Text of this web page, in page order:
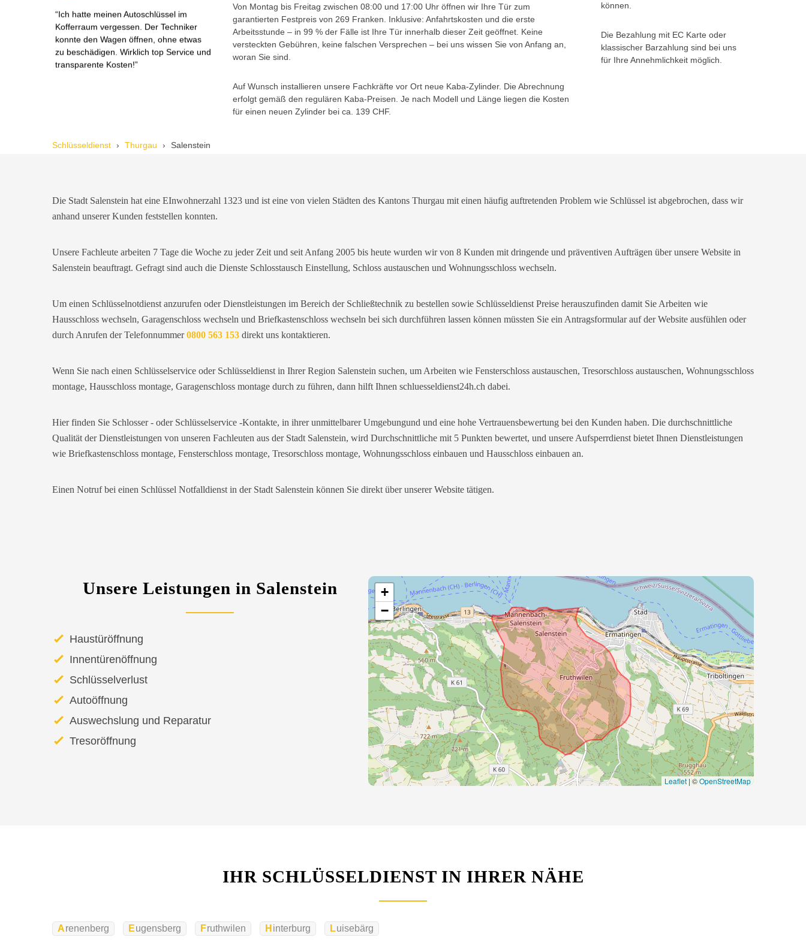
Von Montag bis Freitag zwischen 08:00 und 17:00 Uhr öffnen wir Ihre Tür zum
garantierten Festpreis von 269 Franken. Inklusive: Anfahrtskosten und die erste
Arbeitsstunde – in 99 % der Fälle ist Ihre Tür innerhalb dieser Zeit geöffnet. Keine
versteckten Gebühren, keine falschen Versprechen – bei uns wissen Sie von Anfang an,
woran Sie sind.
Auf Wunsch installieren unsere Fachkräfte vor Ort neue Kaba-Zylinder. Die Abrechnung
erfolgt gemäß den regulären Kaba-Preisen. Je nach Modell und Länge liegen die Kosten
für einen neuen Zylinder bei ca. 139 CHF.
Ich hatte meinen Autoschlüssel im
Kofferraum vergessen. Der Techniker
konnte den Wagen öffnen, ohne etwas
zu beschädigen. Wirklich top Service und
transparente Kosten!
Notöffnung bei meiner alten Balkontür
offen. Sehr beeindruckt!
M
rufen. Techniker war schnell da, aber
das Ersatzteil (Zylinder) war nicht sofort
Trotzdem zufrieden.
D Daniel W. aus Uster
verlorenen Haustürschlüssel. Die Tür
wurde ohne Kratzer geöffnet, nur der
Preis war leicht höher als erwartet – aber
Preis und super freundlich. Würde ich
sofort weiterempfehlen!
können.
Die Bezahlung mit EC Karte oder
klassischer Barzahlung sind bei uns
für Ihre Annehmlichkeit möglich.
Schlüsseldienst Thurgau Salenstein
Die Stadt Salenstein hat eine EInwohnerzahl 1323 und ist eine von vielen Städten des Kantons Thurgau mit einen häufig auftretenden Problem wie Schlüssel ist abgebrochen, dass wir
anhand unserer Kunden feststellen konnten.
Unsere Fachleute arbeiten 7 Tage die Woche zu jeder Zeit und seit Anfang 2005 bis heute wurden wir von 8 Kunden mit dringende und präventiven Aufträgen über unsere Website in
Salenstein beauftragt. Gefragt sind auch die Dienste Schlosstausch Einstellung, Schloss austauschen und Wohnungsschloss wechseln.
Um einen Schlüsselnotdienst anzurufen oder Dienstleistungen im Bereich der Schließtechnik zu bestellen sowie Schlüsseldienst Preise herauszufinden damit Sie Arbeiten wie
Hausschloss wechseln, Garagenschloss wechseln und Briefkastenschloss wechseln bei sich durchführen lassen können müssten Sie ein Antragsformular auf der Website ausfühlen oder
durch Anrufen der Telefonnummer0800 563 153 direkt uns kontaktieren.
Wenn Sie nach einen Schlüsselservice oder Schlüsseldienst in Ihrer Region Salenstein suchen, um Arbeiten wie Fensterschloss austauschen, Tresorschloss austauschen, Wohnungsschloss
montage, Hausschloss montage, Garagenschloss montage durch zu führen, dann hilft Ihnen schluesseldienst24h.ch dabei.
Hier finden Sie Schlosser - oder Schlüsselservice -Kontakte, in ihrer unmittelbarer Umgebungund und eine hohe Vertrauensbewertung bei den Kunden haben. Die durchschnittliche
Qualität der Dienstleistungen von unseren Fachleuten aus der Stadt Salenstein, wird Durchschnittliche mit 5 Punkten bewertet, und unsere Aufsperrdienst bietet Ihnen Dienstleistungen
wie Briefkastenschloss montage, Fensterschloss montage, Tresorschloss montage, Wohnungsschloss einbauen und Hausschloss einbauen an.
Einen Notruf bei einen Schlüssel Notfalldienst in der Stadt Salenstein können Sie direkt über unserer Website tätigen.
Unsere Leistungen in Salenstein
Haustüröffnung
Innentürenöffnung
Schlüsselverlust
Autoöffnung
Auswechslung und Reparatur
Tresoröffnung
+
−
Leaflet |©OpenStreetMap
IHR SCHLÜSSELDIENST IN IHRER NÄHE
Arenenberg Eugensberg Fruthwilen Hinterburg Luisebärg